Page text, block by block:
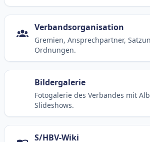
Verbandsorganisation
Gremien, Ansprechpartner,
Ordnungen.
Bildergalerie
Fotogalerie des Verbandes mit
Slideshows.
S/HBV-Wiki